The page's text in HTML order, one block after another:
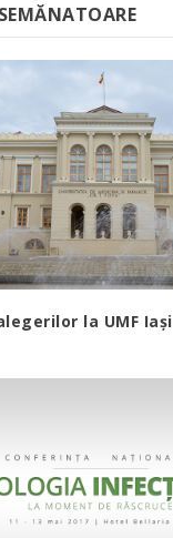
la UMF Iași